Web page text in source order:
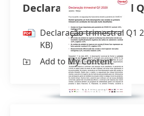
Declaração trimestral
Declaração trimestral Q1
KB)
Add to My Content